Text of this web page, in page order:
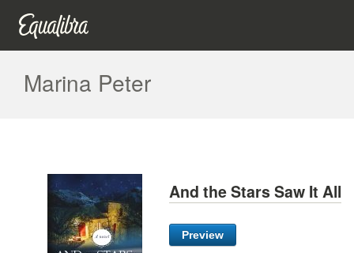
Marina Peter
And the Stars Saw It All
Preview